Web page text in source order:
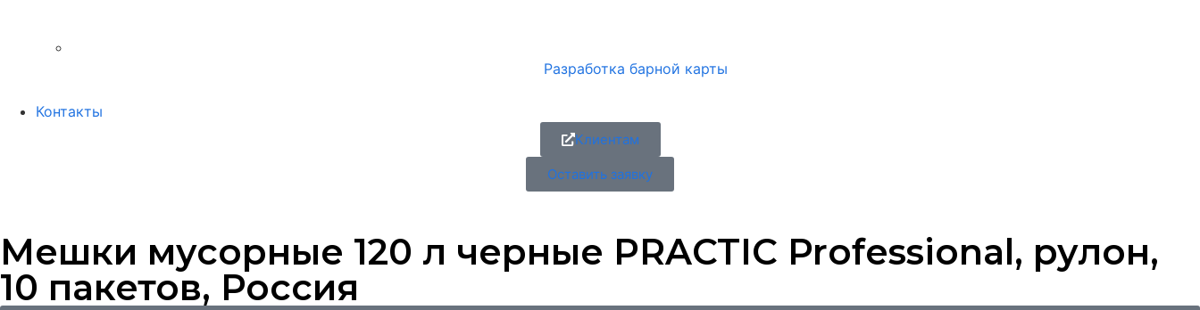
Разработка барной карты
Контакты
Клиентам
Оставить заявку
Мешки мусорные 120 л черные PRACTIC Professional, рулон,
10 пакетов, Россия